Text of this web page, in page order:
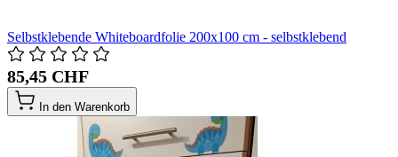
Selbstklebende Whiteboardfolie 200x100 cm - selbstklebend
85,45 CHF
In den Warenkorb